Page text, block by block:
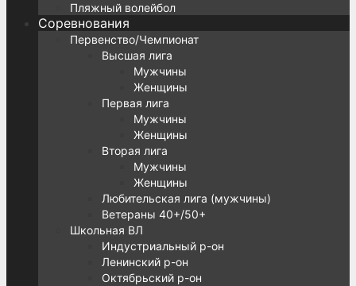
Пляжный волейбол
Соревнования
Первенство/Чемпионат
Высшая лига
Мужчины
Женщины
Первая лига
Мужчины
Женщины
Вторая лига
Мужчины
Женщины
Любительская лига (мужчины)
Ветераны 40+/50+
Школьная ВЛ
Индустриальный р-он
Ленинский р-он
Октябрьский р-он